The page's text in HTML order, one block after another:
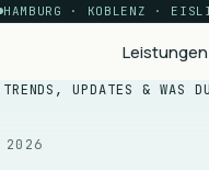
HAMBURG · KOBLENZ ·
Leistungen
UPDATES & WAS